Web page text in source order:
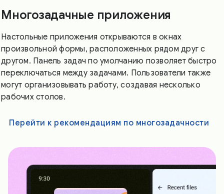
Многозадачные приложения
Настольные приложения открываются в окнах
произвольной формы, расположенных рядом друг с
другом. Панель задач по умолчанию позволяет быстро
переключаться между задачами. Пользователи также
могут организовывать работу, создавая несколько
рабочих столов.
Перейти к рекомендациям по многозадачности